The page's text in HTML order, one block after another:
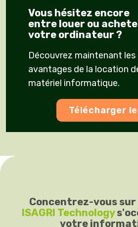
Vous hésitez encore
entre louer ou
votre ordinateur ?
Découvrez maintenant les
avantages de la location
matériel informatique.
Télécharger
Concentrez-vous
ISAGRI Technology
votre